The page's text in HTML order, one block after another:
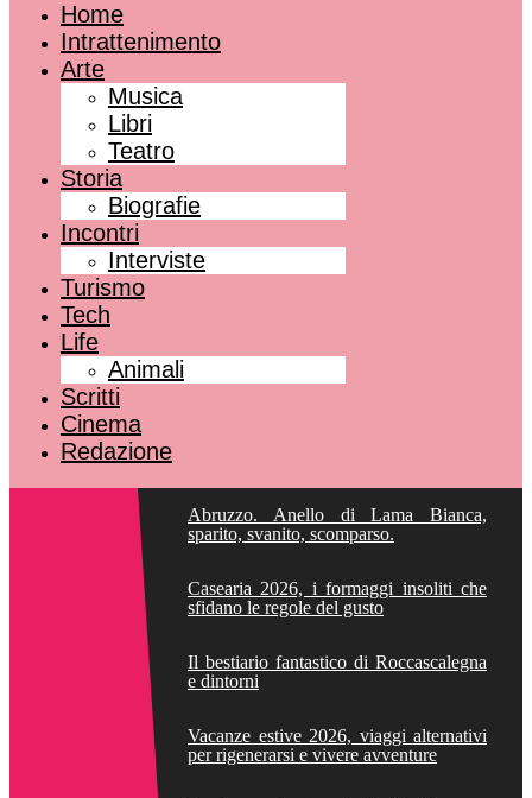
Home
Intrattenimento
Arte
Musica
Libri
Teatro
Storia
Biografie
Incontri
Interviste
Turismo
Tech
Life
Animali
Scritti
Cinema
Redazione
Abruzzo. Anello di Lama Bianca,
sparito, svanito, scomparso.
Casearia 2026, i formaggi insoliti che
sfidano le regole del gusto
Il bestiario fantastico di Roccascalegna
e dintorni
Vacanze estive 2026, viaggi alternativi
per rigenerarsi e vivere avventure